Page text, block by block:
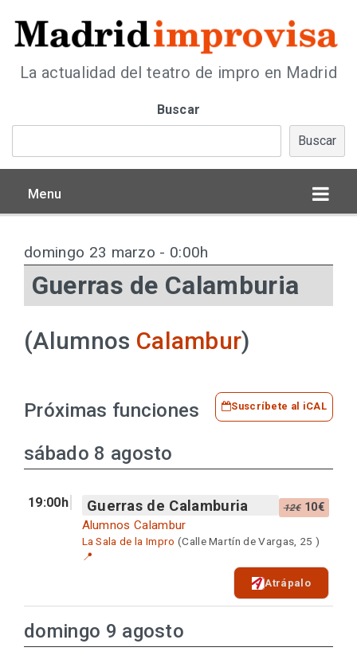
La actualidad del teatro de impro en Madrid
Buscar
Buscar
Menu
domingo 23 marzo - 0:00h
Guerras de Calamburia
(Alumnos Calambur)
Próximas funciones Suscríbete al iCAL
sábado 8 agosto
19:00h Guerras de Calamburia 12€10€
Alumnos Calambur
La Sala de la Impro (Calle Martín de Vargas, 25 )
📍
Atrápalo
domingo 9 agosto